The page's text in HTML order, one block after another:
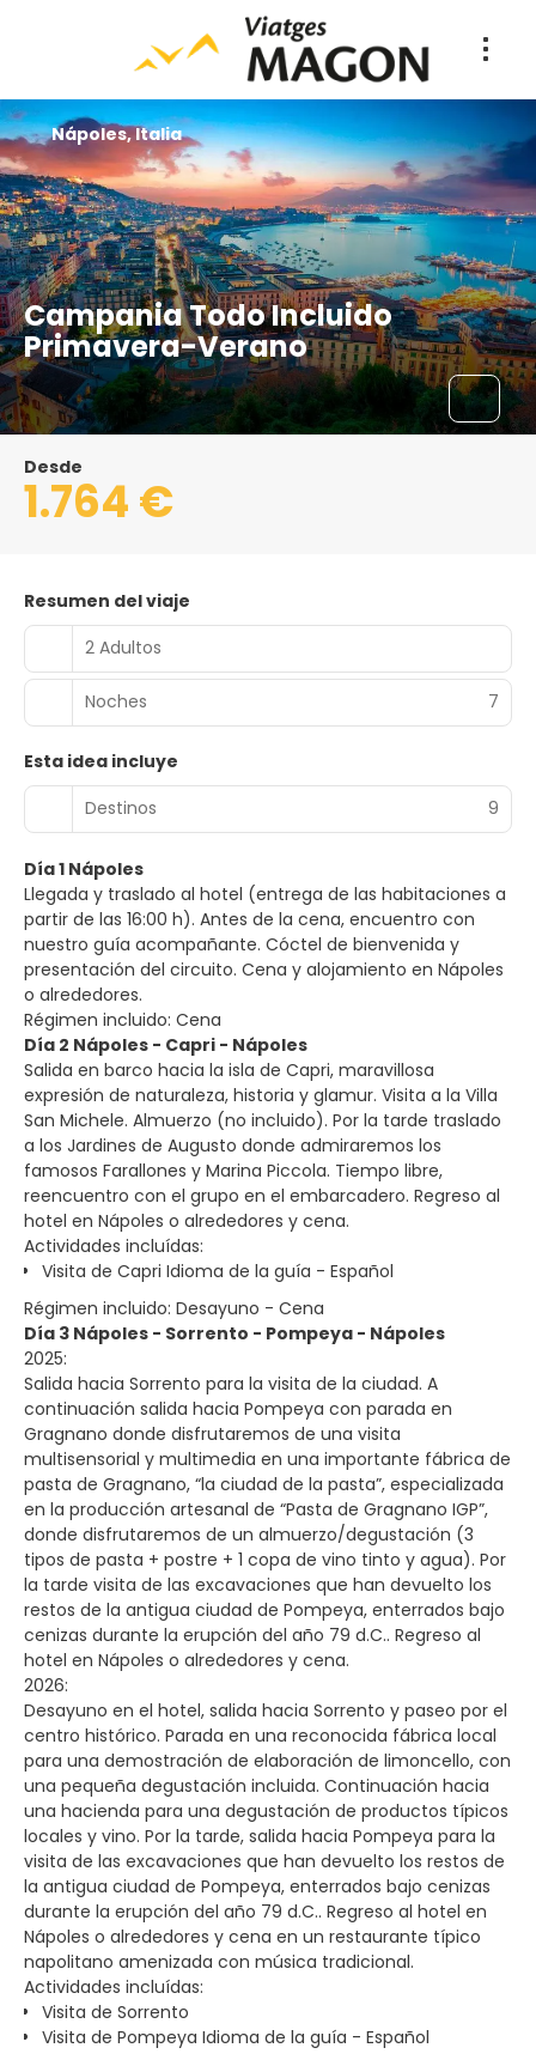
Campania Todo Incluido
Primavera-Verano
Nápoles, Italia
Desde
1.764 €
Resumen del viaje
2 Adultos
Noches 7
Esta idea incluye
Destinos
9
Día 1 Nápoles
Llegada y traslado al hotel (entrega de las habitaciones a
partir de las 16:00 h). Antes de la cena, encuentro con
nuestro guía acompañante. Cóctel de bienvenida y
presentación del circuito. Cena y alojamiento en Nápoles
o alrededores.
Régimen incluido: Cena
Día 2 Nápoles - Capri - Nápoles
Salida en barco hacia la isla de Capri, maravillosa
expresión de naturaleza, historia y glamur. Visita a la Villa
San Michele. Almuerzo (no incluido). Por la tarde traslado
a los Jardines de Augusto donde admiraremos los
famosos Farallones y Marina Piccola. Tiempo libre,
reencuentro con el grupo en el embarcadero. Regreso al
hotel en Nápoles o alrededores y cena.
Actividades incluídas:
Visita de Capri Idioma de la guía - Español
Régimen incluido: Desayuno - Cena
Día 3 Nápoles - Sorrento - Pompeya - Nápoles
2025:
Salida hacia Sorrento para la visita de la ciudad. A
continuación salida hacia Pompeya con parada en
Gragnano donde disfrutaremos de una visita
multisensorial y multimedia en una importante fábrica de
pasta de Gragnano, “la ciudad de la pasta”, especializada
en la producción artesanal de “Pasta de Gragnano IGP”,
donde disfrutaremos de un almuerzo/degustación (3
tipos de pasta + postre + 1 copa de vino tinto y agua). Por
la tarde visita de las excavaciones que han devuelto los
restos de la antigua ciudad de Pompeya, enterrados bajo
cenizas durante la erupción del año 79 d.C.. Regreso al
hotel en Nápoles o alrededores y cena.
2026:
Desayuno en el hotel, salida hacia Sorrento y paseo por el
centro histórico. Parada en una reconocida fábrica local
para una demostración de elaboración de limoncello, con
una pequeña degustación incluida. Continuación hacia
una hacienda para una degustación de productos típicos
locales y vino. Por la tarde, salida hacia Pompeya para la
visita de las excavaciones que han devuelto los restos de
la antigua ciudad de Pompeya, enterrados bajo cenizas
durante la erupción del año 79 d.C.. Regreso al hotel en
Nápoles o alrededores y cena en un restaurante típico
napolitano amenizada con música tradicional.
Actividades incluídas:
Visita de Sorrento
Visita de Pompeya Idioma de la guía - Español